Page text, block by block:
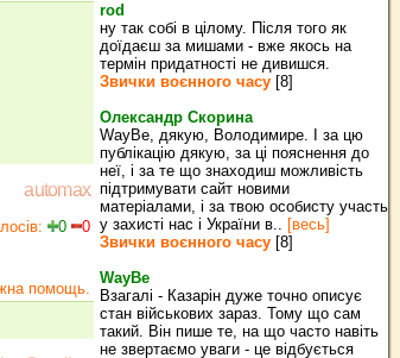
automax
0 0
помощь.
rod
ну так собі в цілому. Після того як
доїдаєш за мишами - вже якось на
термін придатності не дивишся.
Звички воєнного часу [8]
Олександр Скорина
WayBe, дякую, Володимире. І за цю
публікацію дякую, за ці пояснення до
неї, і за те що знаходиш можливість
підтримувати сайт новими
матеріалами, і за твою особисту участь
у захисті нас і України в.. [весь]
Звички воєнного часу [8]
WayBe
Взагалі - Казарін дуже точно описує
стан військових зараз. Тому що сам
такий. Він пише те, на що часто навіть
не звертаємо уваги - це відбується